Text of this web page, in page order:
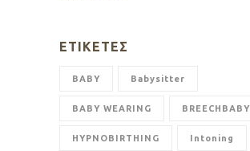
ΕΤΙΚΈΤΕΣ
BABY Babysitter
BABY WEARING BREECHBABY
HYPNOBIRTHING Intoning